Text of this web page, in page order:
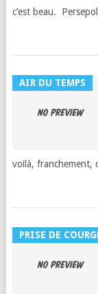
c’est beau.
AIR DU TEMPS
voilà, franche­ment,
PRISE DE